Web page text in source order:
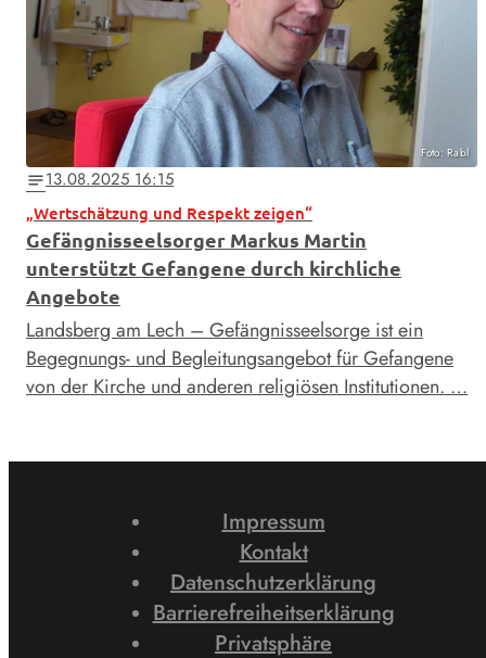
Foto: Rabl
notes13.08.2025 16:15
„Wertschätzung und Respekt zeigen“
Gefängnisseelsorger Markus Martin
unterstützt Gefangene durch kirchliche
Angebote
Landsberg am Lech – Gefängnisseelsorge ist ein
Begegnungs- und Begleitungsangebot für Gefangene
von der Kirche und anderen religiösen Institutionen. …
Impressum
Kontakt
Datenschutzerklärung
Barrierefreiheitserklärung
Privatsphäre